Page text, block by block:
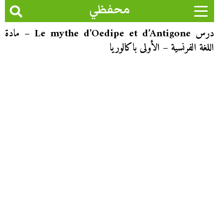
محفظي
درس Le mythe d’Oedipe et d’Antigone – مادة
اللغة الفرنسية – الأولى باكالوريا